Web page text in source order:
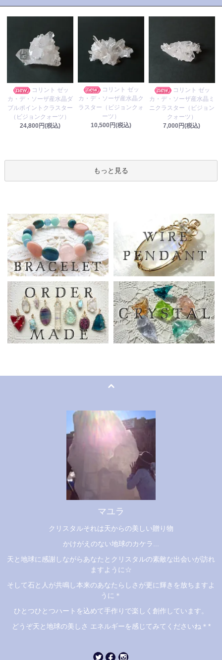
コリント ゼッ
カ・デ・ソーザ産水晶ダ
ブルポイントクラスター
（ビジョンクォーツ）
24,800円(税込)
コリント ゼッ
カ・デ・ソーザ産水晶ク
ラスター（ビジョンクォ
ーツ）
10,500円(税込)
コリント ゼッ
カ・デ・ソーザ産水晶ミ
ニクラスター（ビジョン
クォーツ）
7,000円(税込)
もっと見る
マユラ
クリスタルそれは天からの美しい贈り物
かけがえのない地球のカケラ...
天と地球に感謝しながらあなたとクリスタルの素敵な出会いが訪れ
ますように☆
そして石と人が共鳴し本来のあなたらしさが更に輝きを放ちますよ
うに＊
ひとつひとつハートを込めて手作りで楽しく創作しています。
どうぞ天と地球の美しさ エネルギーを感じてみてくださいね＊*